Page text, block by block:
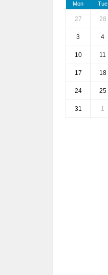
Mon Tue
27 28
3 4
10 11
17 18
24 25
31 1